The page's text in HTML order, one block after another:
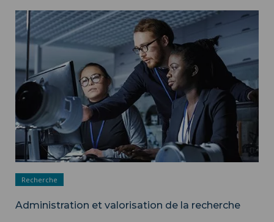
Administration et valorisation de la recherche ">
Recherche
Administration et valorisation de la recherche